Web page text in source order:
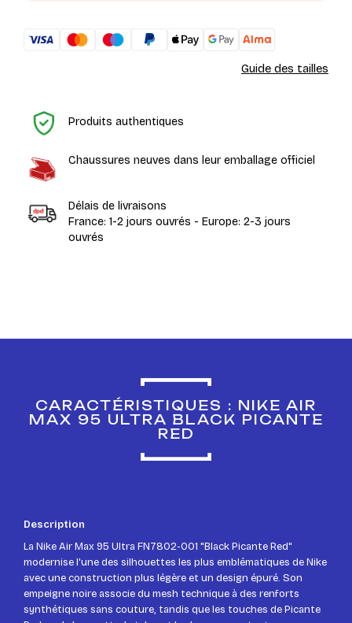
Guide des tailles
Produits authentiques
Chaussures neuves dans leur emballage officiel
Délais de livraisons
France: 1-2 jours ouvrés - Europe: 2-3 jours
ouvrés
CARACTÉRISTIQUES : NIKE AIR
MAX 95 ULTRA BLACK PICANTE
RED
Description
La Nike Air Max 95 Ultra FN7802-001 "Black Picante Red"
modernise l'une des silhouettes les plus emblématiques de Nike
avec une construction plus légère et un design épuré. Son
empeigne noire associe du mesh technique à des renforts
synthétiques sans couture, tandis que les touches de Picante